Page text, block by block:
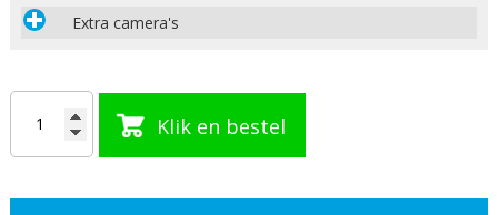
Extra camera's
Klik en bestel